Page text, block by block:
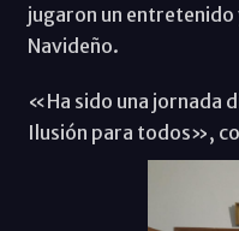
jugaron un
Navideño.
«Ha sido una jornada
Ilusión para todos»,